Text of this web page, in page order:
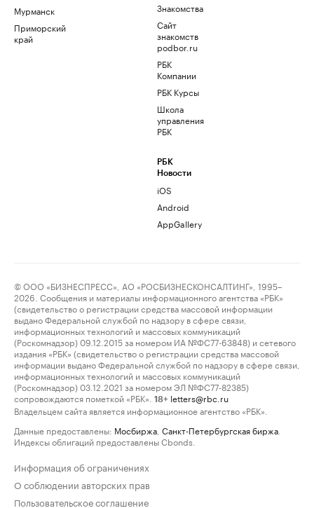
Мурманск
Приморский
край
Знакомства
Сайт
знакомств
podbor.ru
РБК
Компании
РБК Курсы
Школа
управления
РБК
РБК
Новости
iOS
Android
AppGallery
© ООО «БИЗНЕСПРЕСС», АО «РОСБИЗНЕСКОНСАЛТИНГ», 1995–
2026. Сообщения и материалы информационного агентства «РБК»
(свидетельство о регистрации средства массовой информации
выдано Федеральной службой по надзору в сфере связи,
информационных технологий и массовых коммуникаций
(Роскомнадзор) 09.12.2015 за номером ИА №ФС77-63848) и сетевого
издания «РБК» (свидетельство о регистрации средства массовой
информации выдано Федеральной службой по надзору в сфере связи,
информационных технологий и массовых коммуникаций
(Роскомнадзор) 03.12.2021 за номером ЭЛ №ФС77-82385)
сопровождаются пометкой «РБК».
18+ letters@rbc.ru
Владельцем сайта является информационное агентство «РБК».
Данные предоставлены: Мосбиржа Санкт-Петербургская биржа
Индексы облигаций предоставлены Cbonds.
Информация об ограничениях
О соблюдении авторских прав
Пользовательское соглашение